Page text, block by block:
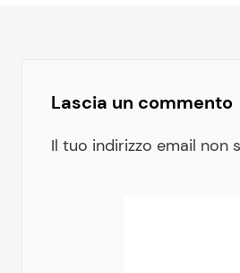
Lascia un commento
Il tuo indirizzo email non